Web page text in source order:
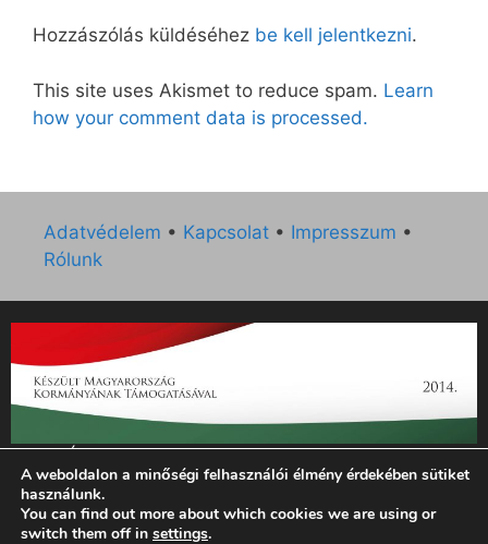
Hozzászólás küldéséhez be kell jelentkezni.
This site uses Akismet to reduce spam. Learn
how your comment data is processed.
Adatvédelem • Kapcsolat • Impresszum •
Rólunk
„Az Új Ember katolikus hetilap 2014. évi működésének
támogatását az EGYH-KCP-14-P-0121 sz. támogatási
szerződés keretében 3 000 000 Ft összegben támogatta az
Emberi Erőforrások Minisztériuma.”
A weboldalon a minőségi felhasználói élmény érdekében sütiket
használunk.
You can find out more about which cookies we are using or
switch them off in settings.